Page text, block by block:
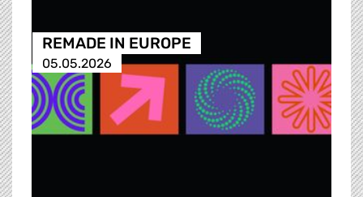
REMADE IN EUROPE
05.05.2026